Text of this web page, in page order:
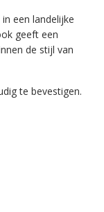
een landelijke
geeft een
de stijl van
te bevestigen.